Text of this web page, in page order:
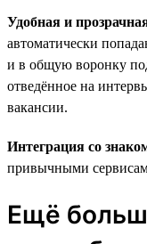
Удобная и
автоматически
и в общую воронку
отведённое на
вакансии.
Интеграция со
привычными
Ещё